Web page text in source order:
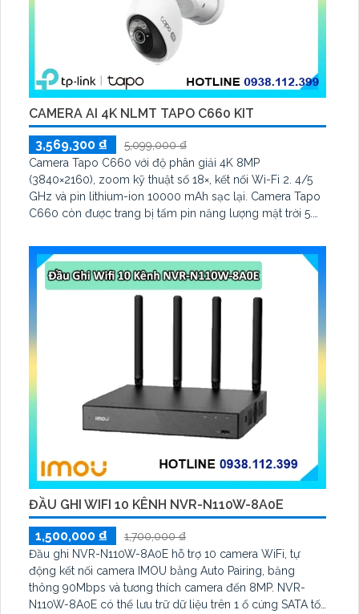
CAMERA AI 4K NLMT TAPO C660 KIT
3,569,300 ₫
5,099,000 ₫
Camera Tapo C660 với độ phân giải 4K 8MP
(3840×2160), zoom kỹ thuật số 18×, kết nối Wi-Fi 2. 4/5
GHz và pin lithium-ion 10000 mAh sạc lại. Camera Tapo
C660 còn được trang bị tấm pin năng lượng mặt trời 5.
tiện, lưu trữ thẻ microSD tối đa 512 GB
ĐẦU GHI WIFI 10 KÊNH NVR-N110W-8A0E
1,500,000 ₫
1,700,000 ₫
Đầu ghi NVR-N110W-8A0E hỗ trợ 10 camera WiFi, tự
động kết nối camera IMOU bằng Auto Pairing, băng
thông 90Mbps và tương thích camera đến 8MP. NVR-
N110W-8A0E có thể lưu trữ dữ liệu trên 1 ổ cứng SATA tối